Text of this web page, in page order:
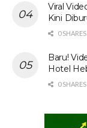
Viral
Kini
0 SHARES
Baru!
Hotel
0 SHARES